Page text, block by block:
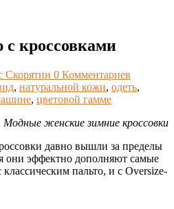
с кроссовками
Скорятин 0 Комментариев
, натуральной кожи, одеть,
, цветовой гамме
Модные женские зимние кроссовки
давно вышли за пределы
они эффектно дополняют самые
классическим пальто, и с Oversize-